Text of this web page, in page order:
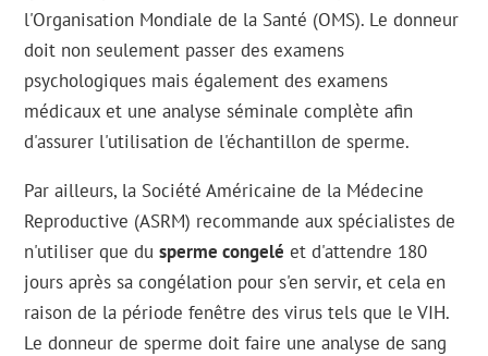
l'Organisation Mondiale de la Santé (OMS). Le donneur
doit non seulement passer des examens
psychologiques mais également des examens
médicaux et une analyse séminale complète afin
d'assurer l'utilisation de l'échantillon de sperme.
Par ailleurs, la Société Américaine de la Médecine
Reproductive (ASRM) recommande aux spécialistes de
n'utiliser que dusperme congelé et d'attendre 180
jours après sa congélation pour s'en servir, et cela en
raison de la période fenêtre des virus tels que le VIH.
Le donneur de sperme doit faire une analyse de sang